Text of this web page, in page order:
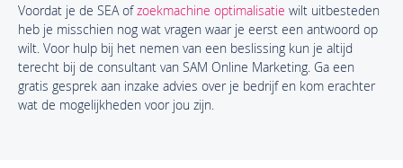
Voordat je de SEA ofzoekmachine optimalisatie wilt uitbesteden
heb je misschien nog wat vragen waar je eerst een antwoord op
wilt. Voor hulp bij het nemen van een beslissing kun je altijd
terecht bij de consultant van SAM Online Marketing. Ga een
gratis gesprek aan inzake advies over je bedrijf en kom erachter
wat de mogelijkheden voor jou zijn.